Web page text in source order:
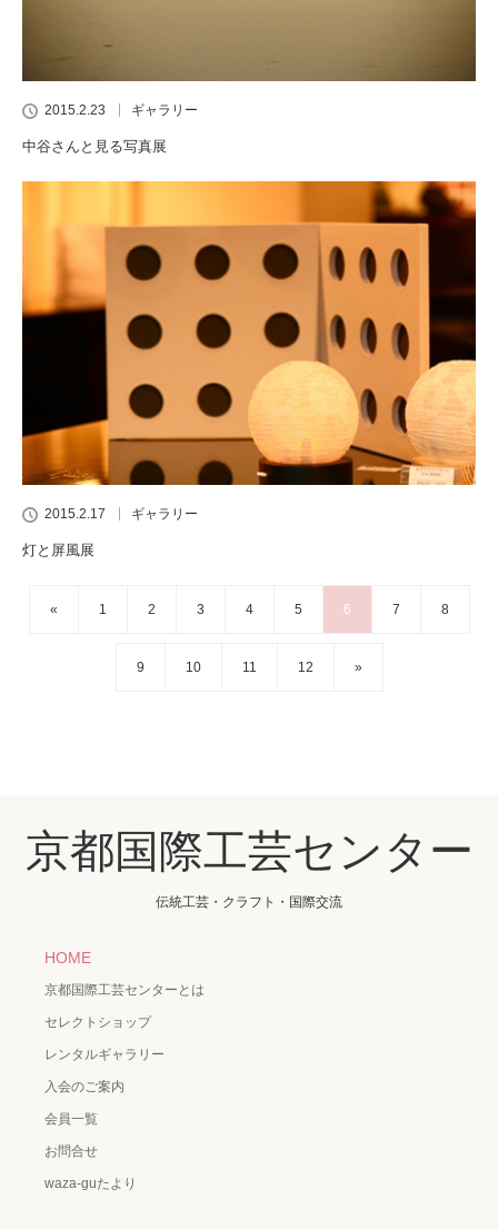
2015.2.23 ギャラリー
中谷さんと見る写真展
2015.2.17 ギャラリー
灯と屏風展
« 1 2 3 4 5 6 7 8
9 10 11 12 »
京都国際工芸センター
伝統工芸・クラフト・国際交流
HOME
京都国際工芸センターとは
セレクトショップ
レンタルギャラリー
入会のご案内
会員一覧
お問合せ
waza-guたより